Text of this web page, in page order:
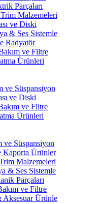
Parçaları
Malzemeleri
ve Diski
& Ses Sistemle
Radyatör
ve Filtre
Ürünleri
ve Süspansiyon
ve Diski
ve Filtre
Ürünleri
ve Süspansiyon
Kaporta Ürünler
Malzemeleri
& Ses Sistemle
Parçaları
ve Filtre
Ürünle